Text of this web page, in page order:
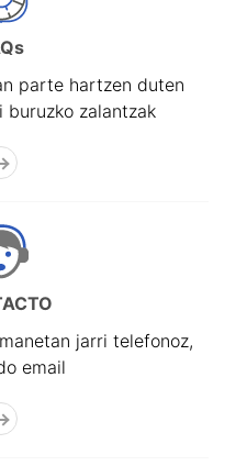
parte hartzen duten
buruzko zalantzak
jarri telefonoz,
email